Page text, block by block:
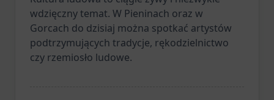
wdzięczny temat. W Pieninach oraz w
Gorcach do dzisiaj można spotkać artystów
podtrzymujących tradycje, rękodzielnictwo
czy rzemiosło ludowe.